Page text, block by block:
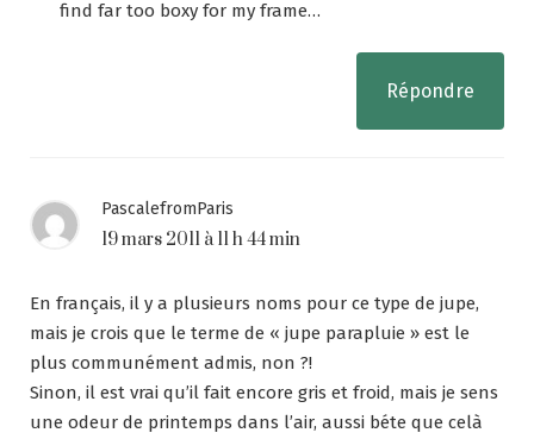
find far too boxy for my frame…
Répondre
PascalefromParis
19 mars 2011 à 11 h 44 min
En français, il y a plusieurs noms pour ce type de jupe,
mais je crois que le terme de « jupe parapluie » est le
plus communément admis, non ?!
Sinon, il est vrai qu’il fait encore gris et froid, mais je sens
une odeur de printemps dans l’air, aussi béte que celà